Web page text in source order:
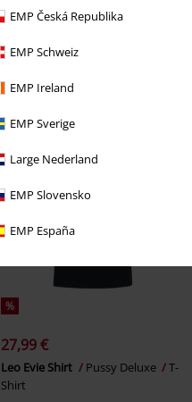
EMP Česká Republika
EMP Schweiz
EMP Ireland
EMP Sverige
Large Nederland
EMP Slovensko
EMP España
15,99 €
2 in 1 Double Layer Stripe Mesh
Top
RED by EMP
%
27,99 €
Leo Evie Shirt Pussy Deluxe
T-
Shirt